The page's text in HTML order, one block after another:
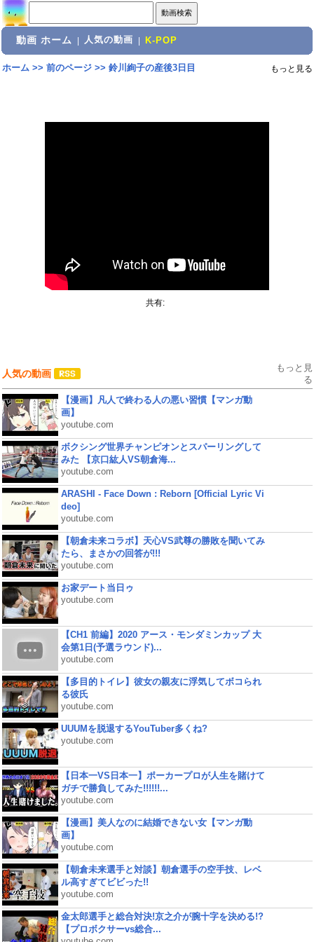
動画 ホーム 人気の動画 K-POP
ホーム>> 前のページ>> 鈴川絢子の産後3日目 もっと見る
共有:
人気の動画
もっと見
る
【漫画】凡人で終わる人の悪い習慣【マンガ動
画】
youtube.com
ボクシング世界チャンピオンとスパーリングして
みた 【京口紘人VS朝倉海...
youtube.com
ARASHI - Face Down : Reborn [Official Lyric Vi
deo]
youtube.com
【朝倉未来コラボ】天心VS武尊の勝敗を聞いてみ
たら、まさかの回答が!!!
youtube.com
お家デート当日ゥ
youtube.com
【CH1 前編】2020 アース・モンダミンカップ 大
会第1日(予選ラウンド)...
youtube.com
【多目的トイレ】彼女の親友に浮気してボコられ
る彼氏
youtube.com
UUUMを脱退するYouTuber多くね?
youtube.com
【日本一VS日本一】ポーカープロが人生を賭けて
ガチで勝負してみた!!!!!!...
youtube.com
【漫画】美人なのに結婚できない女【マンガ動
画】
youtube.com
【朝倉未来選手と対談】朝倉選手の空手技、レベ
ル高すぎてビビった!!
youtube.com
金太郎選手と総合対決!京之介が腕十字を決める!?
【プロボクサーvs総合...